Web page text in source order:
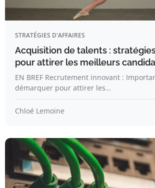
STRATÉGIES D'AFFAIRES
Acquisition de talents :
pour attirer les meilleurs
EN BREF Recrutement innovant :
démarquer pour attirer les…
Chloé Lemoine